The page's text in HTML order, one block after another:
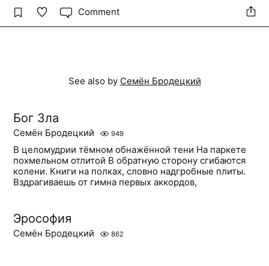
Comment
See also by Семён Бродецкий
Бог Зла
Семён Бродецкий 949
В целомудрии тёмном обнажённой тени На паркете
похмельном отлитой В обратную сторону сгибаются
колени. Книги на полках, словно надгробные плиты.
Вздрагиваешь от гимна первых аккордов,
Эрософия
Семён Бродецкий 862